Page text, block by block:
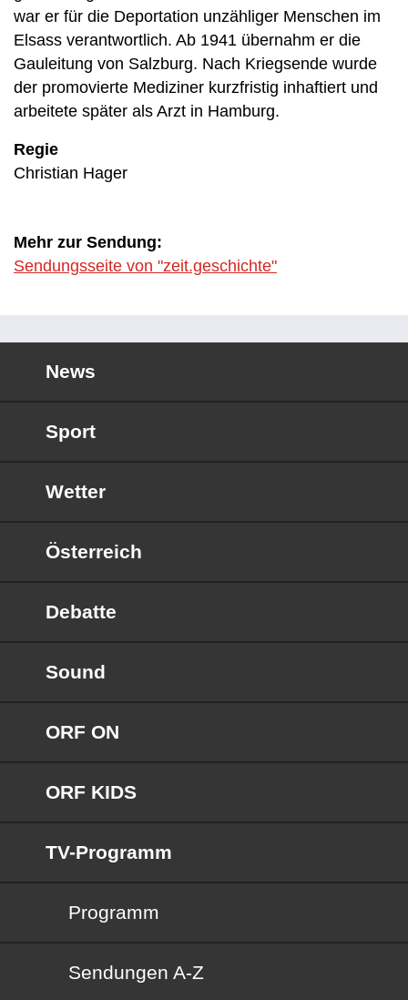
war er für die Deportation unzähliger Menschen im
Elsass verantwortlich. Ab 1941 übernahm er die
Gauleitung von Salzburg. Nach Kriegsende wurde
der promovierte Mediziner kurzfristig inhaftiert und
arbeitete später als Arzt in Hamburg.
Regie
Christian Hager
Mehr zur Sendung:
Sendungsseite von "zeit.geschichte"
News
Sport
Wetter
Österreich
Debatte
Sound
ORF ON
ORF KIDS
TV-Programm
Programm
Sendungen von A bis Z
Sendungen A-Z